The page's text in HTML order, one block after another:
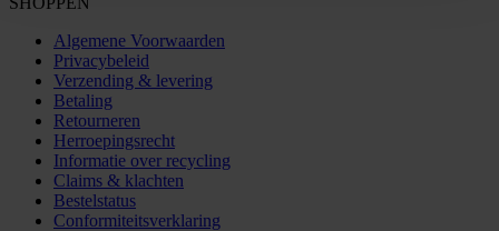
Algemene Voorwaarden
Privacybeleid
Verzending & levering
Betaling
Retourneren
Herroepingsrecht
Informatie over recycling
Claims & klachten
Bestelstatus
Conformiteitsverklaring